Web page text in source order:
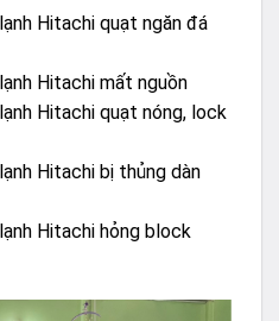
Hitachi quạt ngăn đá
Hitachi mất nguồn
Hitachi quạt nóng, lock
Hitachi bị thủng dàn
Hitachi hỏng block